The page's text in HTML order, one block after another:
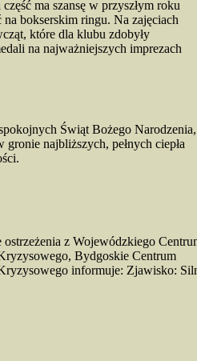
ma szansę w przyszłym roku
na bokserskim ringu. Na zajęciach
które dla klubu zdobyły
na najważniejszych imprezach
Świąt Bożego Narodzenia,
gronie najbliższych, pełnych ciepła
ostrzeżenia z Wojewódzkiego
Bydgoskie Centrum
informuje: Zjawisko: